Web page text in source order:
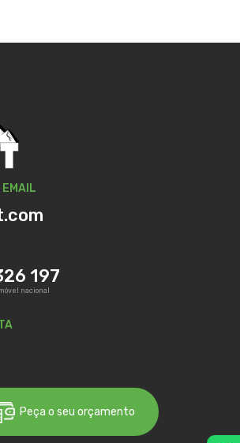
EMAIL
197
nacional
Peça o seu orçamento